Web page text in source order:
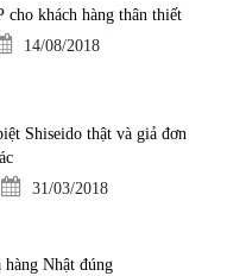
cho khách hàng thân thiết
14/08/2018
Shiseido thật và giả đơn
31/03/2018
Nhật đúng